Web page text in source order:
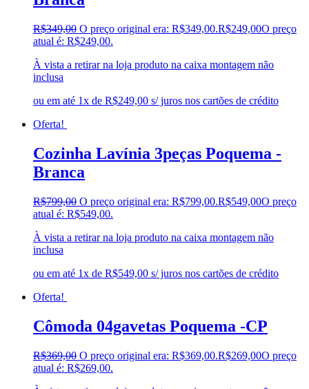
R$349,00 O preço original era: R$349,00.R$249,00O preço
atual é: R$249,00.
À vista a retirar na loja produto na caixa montagem não
inclusa
ou em até 1x de R$249,00 s/ juros nos cartões de crédito
Oferta!
Cozinha Lavínia 3peças Poquema -
Branca
R$799,00 O preço original era: R$799,00.R$549,00O preço
atual é: R$549,00.
À vista a retirar na loja produto na caixa montagem não
inclusa
ou em até 1x de R$549,00 s/ juros nos cartões de crédito
Oferta!
Cômoda 04gavetas Poquema -CP
R$369,00 O preço original era: R$369,00.R$269,00O preço
atual é: R$269,00.